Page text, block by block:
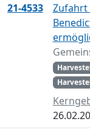
21-4533
Zufahrt